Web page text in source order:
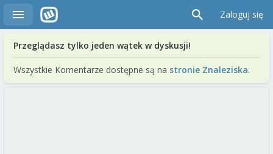
Zaloguj się
Przeglądasz tylko jeden wątek w dyskusji!
Wszystkie Komentarze dostępne są na stronie Znaleziska.